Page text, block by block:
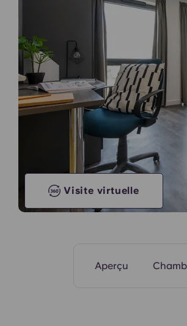
inoubliables pour les
Visite virtuelle
Cuisine commune
Aperçu